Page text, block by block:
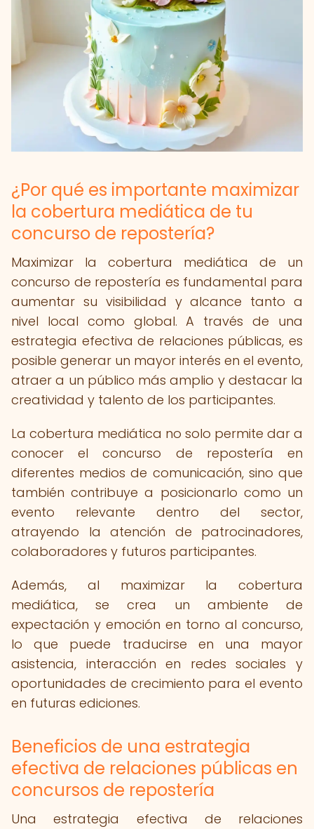
¿Por qué es importante maximizar
la cobertura mediática de tu
concurso de repostería?
Maximizar la cobertura mediática de un
concurso de repostería es fundamental para
aumentar su visibilidad y alcance tanto a
nivel local como global. A través de una
estrategia efectiva de relaciones públicas, es
posible generar un mayor interés en el evento,
atraer a un público más amplio y destacar la
creatividad y talento de los participantes.
La cobertura mediática no solo permite dar a
conocer el concurso de repostería en
diferentes medios de comunicación, sino que
también contribuye a posicionarlo como un
evento relevante dentro del sector,
atrayendo la atención de patrocinadores,
colaboradores y futuros participantes.
Además, al maximizar la cobertura
mediática, se crea un ambiente de
expectación y emoción en torno al concurso,
lo que puede traducirse en una mayor
asistencia, interacción en redes sociales y
oportunidades de crecimiento para el evento
en futuras ediciones.
Beneficios de una estrategia
efectiva de relaciones públicas en
concursos de repostería
Una estrategia efectiva de relaciones